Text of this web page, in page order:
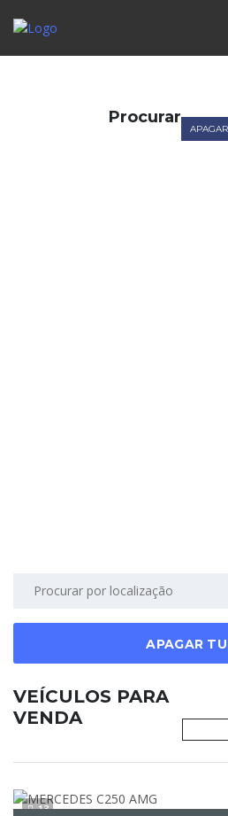
CL PREMIUM
Procurar
APAGAR
VEÍCULOS PARA
VENDA
13